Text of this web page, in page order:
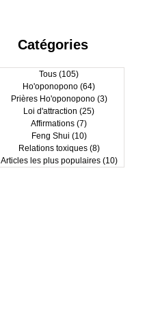
Catégories
Tous (105)
Ho'oponopono (64)
Prières Ho'oponopono (3)3 posts
Loi d'attraction (25)
Affirmations (7)
Feng Shui (10)10 posts
Relations toxiques (8)8 posts
Articles les plus populaires (10)10 posts